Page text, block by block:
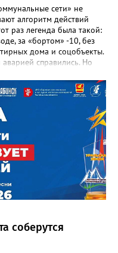
сети» не
алгоритм действий
раз легенда была такой:
за «бортом» -10, без
дома и соцобъекты.
справились. Но
компании
сети
взаимодействие с
ЕДДС и иными службами»,
ГЖИ Ирина
в
слаженно. И
всеми
до конечных
соберутся